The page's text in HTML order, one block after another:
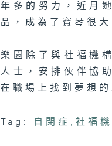
年多的努力，近月
品，成為了寶琴很大
樂園除了與社福機
人士，安排伙伴協
在職場上找到夢想的
Tag: 自閉症 , 社福